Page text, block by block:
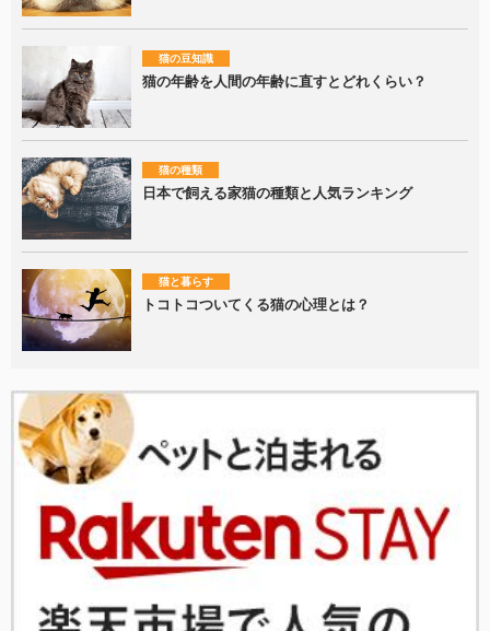
猫の豆知識
猫の年齢を人間の年齢に直すとどれくらい？
猫の種類
日本で飼える家猫の種類と人気ランキング
猫と暮らす
トコトコついてくる猫の心理とは？